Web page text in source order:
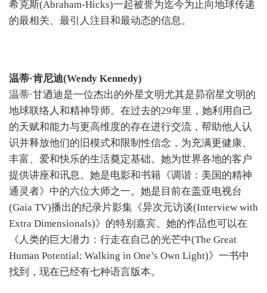
希克斯(Abraham-Hicks)一起被誉为迄今为止向地球传递
的最相关、最引人注目和最动态的信息。
温蒂·肯尼迪(Wendy Kennedy)
温蒂·甘迺迪是一位杰出的外星文明尤其是昴宿星文明的
地球联络人和精神导师。在过去的29年里，她利用自己
的天赋和能力与更高维度的存在进行交流，帮助他人认
识并释放他们的旧模式和限制性信念，为充满更健康、
丰富、爱和快乐的生活奠定基础。她为世界各地的客户
提供讲座和讯息。她是电影和书籍《调谐：美国的精神
通灵者》中的六位大师之一。她是目前在盖亚电视台
(Gaia TV)播出的纪录片影集《异次元访谈(Interview with
Extra Dimensionals)》的特别嘉宾。她的作品也可以在
《人类的巨大潜力：行走在自己的光芒中(The Great
Human Potential: Walking in One’s Own Light)》一书中
找到，现在已经有七种语言版本。